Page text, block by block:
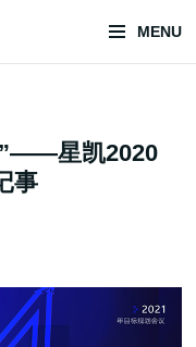
MENU
”——星凯2020
事